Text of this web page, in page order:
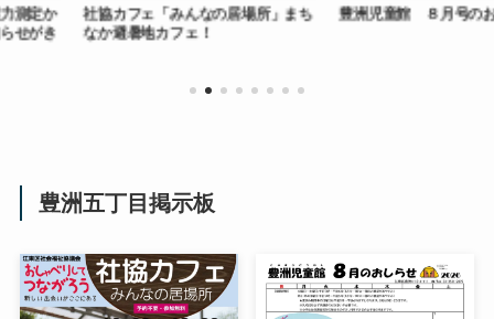
居場所」まち
豊洲児童館 ８月号のお知らせ
今年もやりま
豊洲五丁目掲示板